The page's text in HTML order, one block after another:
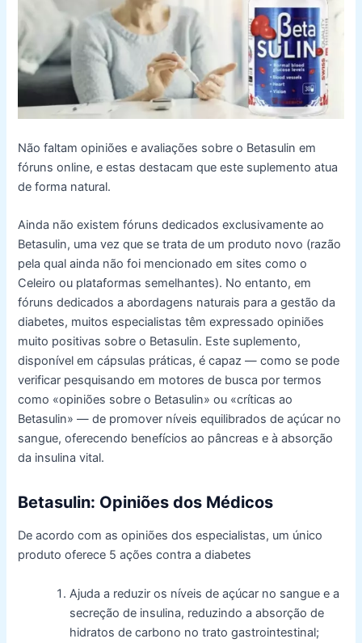
Não faltam opiniões e avaliações sobre o Betasulin em
fóruns online, e estas destacam que este suplemento atua
de forma natural.
Ainda não existem fóruns dedicados exclusivamente ao
Betasulin, uma vez que se trata de um produto novo (razão
pela qual ainda não foi mencionado em sites como o
Celeiro ou plataformas semelhantes). No entanto, em
fóruns dedicados a abordagens naturais para a gestão da
diabetes, muitos especialistas têm expressado opiniões
muito positivas sobre o Betasulin. Este suplemento,
disponível em cápsulas práticas, é capaz — como se pode
verificar pesquisando em motores de busca por termos
como «opiniões sobre o Betasulin» ou «críticas ao
Betasulin» — de promover níveis equilibrados de açúcar no
sangue, oferecendo benefícios ao pâncreas e à absorção
da insulina vital.
Betasulin: Opiniões dos Médicos
De acordo com as opiniões dos especialistas, um único
produto oferece 5 ações contra a diabetes
Ajuda a reduzir os níveis de açúcar no sangue e a
secreção de insulina, reduzindo a absorção de
hidratos de carbono no trato gastrointestinal;